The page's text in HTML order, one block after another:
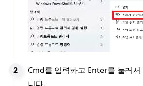
Cmd를 입력하고 Enter를 눌러서
니다.